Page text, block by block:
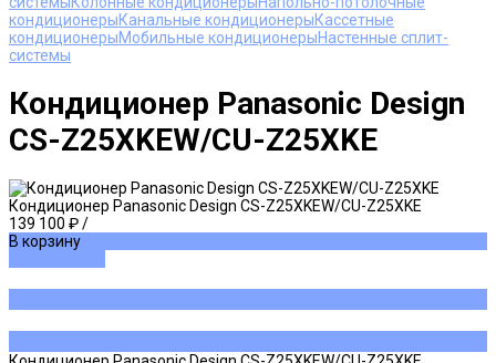
кондиционерыКанальные кондиционерыКассетные
кондиционерыМобильные кондиционерыНастенные сплит-
системы
Кондиционер Panasonic Design
CS-Z25XKEW/CU-Z25XKE
Кондиционер Panasonic Design CS-Z25XKEW/CU-Z25XKE
139 100 ₽/
В корзину